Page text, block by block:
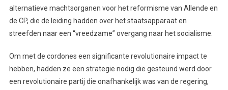
alternatieve machtsorganen voor het reformisme van Allende en
de CP, die de leiding hadden over het staatsapparaat en
streefden naar een “vreedzame” overgang naar het socialisme.
Om met de cordones een significante revolutionaire impact te
hebben, hadden ze een strategie nodig die gesteund werd door
een revolutionaire partij die onafhankelijk was van de regering,